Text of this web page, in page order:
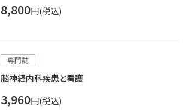
8,800円(税込)
専門誌
脳神経内科疾患と看護
3,960円(税込)